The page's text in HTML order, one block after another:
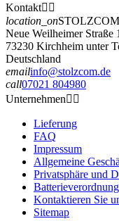
Kontakt 
location_on
Neue Weilheimer Straße
73230 Kirchheim unter
Deutschland
emailinfo@stolzcom.de
call07021 804980
Unternehmen 
Lieferung
FAQ
Impressum
Allgemeine
Privatsphäre und
Batterieverordnung
Kontaktieren Sie
Sitemap